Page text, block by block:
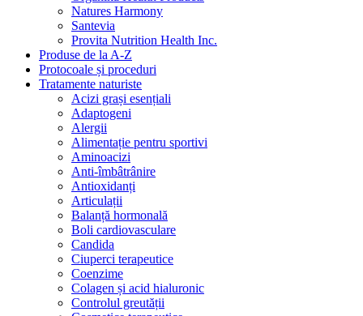
Natures Harmony
Santevia
Provita Nutrition Health Inc.
Produse de la A-Z
Protocoale și proceduri
Tratamente naturiste
Acizi grași esențiali
Adaptogeni
Alergii
Alimentație pentru sportivi
Aminoacizi
Anti-îmbâtrânire
Antioxidanți
Articulații
Balanță hormonală
Boli cardiovasculare
Candida
Ciuperci terapeutice
Coenzime
Colagen și acid hialuronic
Controlul greutății